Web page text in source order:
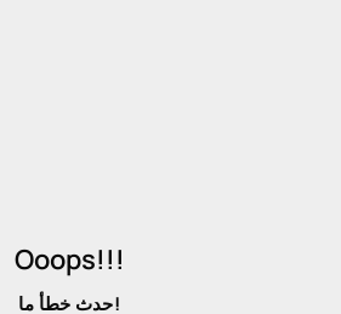
Ooops!!!
حدث خطأ ما!